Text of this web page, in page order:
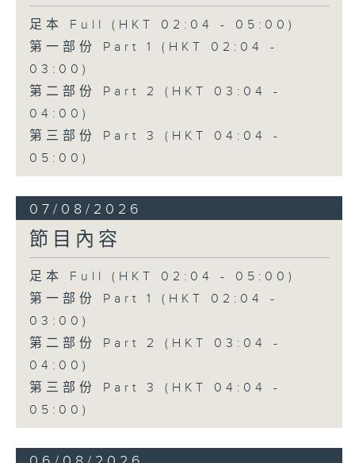
足本 Full (HKT 02:04 - 05:00)
第一部份 Part 1 (HKT 02:04 -
03:00)
第二部份 Part 2 (HKT 03:04 -
04:00)
第三部份 Part 3 (HKT 04:04 -
05:00)
07/08/2026
節目內容
足本 Full (HKT 02:04 - 05:00)
第一部份 Part 1 (HKT 02:04 -
03:00)
第二部份 Part 2 (HKT 03:04 -
04:00)
第三部份 Part 3 (HKT 04:04 -
05:00)